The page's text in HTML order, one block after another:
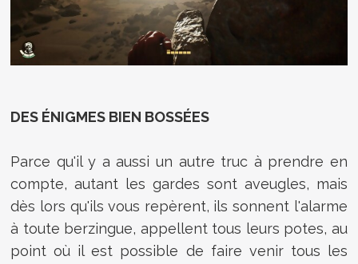
DES ÉNIGMES BIEN BOSSÉES
Parce qu'il y a aussi un autre truc à prendre en
compte, autant les gardes sont aveugles, mais
dès lors qu'ils vous repèrent, ils sonnent l'alarme
à toute berzingue, appellent tous leurs potes, au
point où il est possible de faire venir tous les